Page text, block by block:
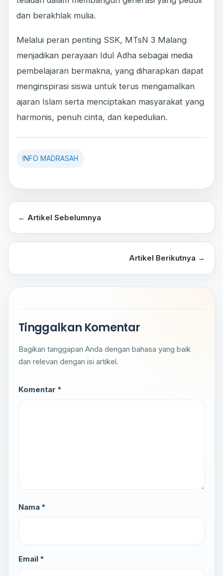
dan berakhlak mulia.
Melalui peran penting SSK, MTsN 3 Malang
menjadikan perayaan Idul Adha sebagai media
pembelajaran bermakna, yang diharapkan dapat
menginspirasi siswa untuk terus mengamalkan
ajaran Islam serta menciptakan masyarakat yang
harmonis, penuh cinta, dan kepedulian.
INFO MADRASAH
← Artikel Sebelumnya
Artikel Berikutnya →
Tinggalkan Komentar
Bagikan tanggapan Anda dengan bahasa yang baik
dan relevan dengan isi artikel.
Komentar *
Nama *
Email *